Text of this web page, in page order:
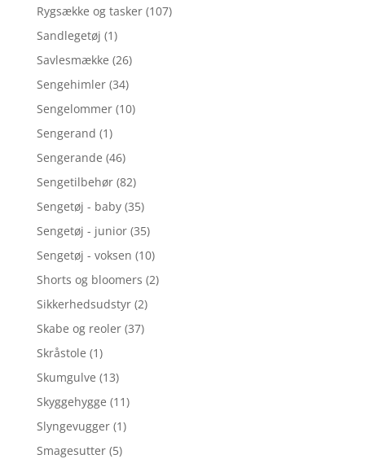
Rygsække og tasker (107)
Sandlegetøj (1)
Savlesmække (26)
Sengehimler (34)
Sengelommer (10)
Sengerand (1)
Sengerande (46)
Sengetilbehør (82)
Sengetøj - baby (35)
Sengetøj - junior (35)
Sengetøj - voksen (10)
Shorts og bloomers (2)
Sikkerhedsudstyr (2)
Skabe og reoler (37)
Skråstole (1)
Skumgulve (13)
Skyggehygge (11)
Slyngevugger (1)
Smagesutter (5)